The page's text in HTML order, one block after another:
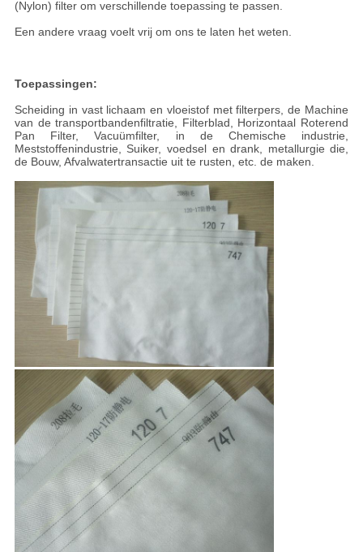
(Nylon) filter om verschillende toepassing te passen.
Een andere vraag voelt vrij om ons te laten het weten.
Toepassingen:
Scheiding in vast lichaam en vloeistof met filterpers, de Machine
van de transportbandenfiltratie, Filterblad, Horizontaal Roterend
Pan Filter, Vacuümfilter, in de Chemische industrie,
Meststoffenindustrie, Suiker, voedsel en drank, metallurgie die,
de Bouw, Afvalwatertransactie uit te rusten, etc. de maken.